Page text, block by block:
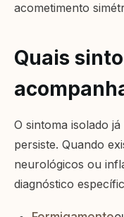
acometimento
Quais
O sintoma isolado
persiste. Quando
neurológicos ou
diagnóstico